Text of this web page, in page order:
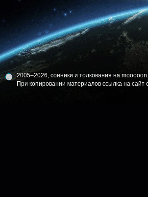
2005–2026, сонники и толкования на
При копировании материалов ссылка на сайт